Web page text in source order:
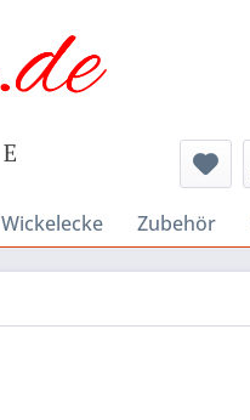
Wickelecke Zubehör